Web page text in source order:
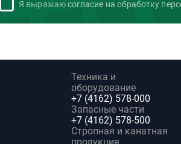
Я выражаюсогласие на обработку
Техника и
оборудование
+7 (4162) 578-000
Запасные части
+7 (4162) 578-500
Стропная и канатная
продукция,